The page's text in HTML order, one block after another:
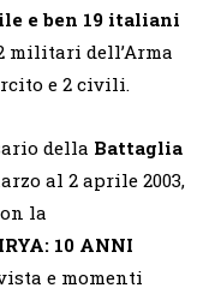
e ben 19 italiani
militari dell’Arma
e 2 civili.
della Battaglia
al 2 aprile 2003,
la
10 ANNI
e momenti